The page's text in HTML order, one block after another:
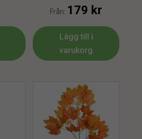
Från: 179 kr
Lägg till i
varukorg